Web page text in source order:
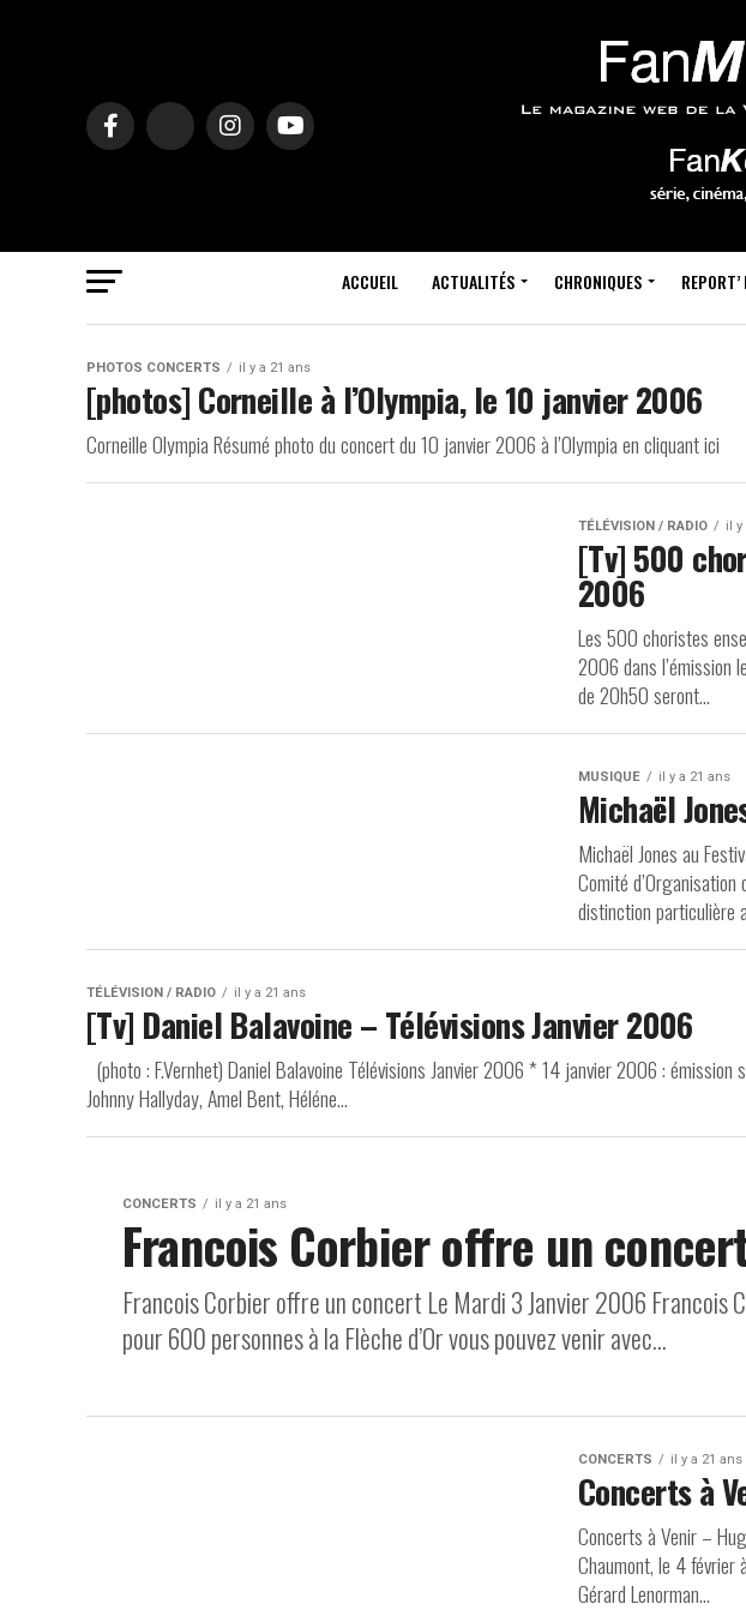
ACCUEIL ACTUALITÉS CHRONIQUES REPORT’
PHOTOS CONCERTS il y a 21 ans
[photos] Corneille à l’Olympia, le 10 janvier 2006
Corneille Olympia Résumé photo du concert du 10 janvier 2006 à l’Olympia en cliquant ici
TÉLÉVISION / RADIO il y
[Tv] 500
2006
Les 500 choristes
2006 dans l’émission
de 20h50 seront...
MUSIQUE il y a 21 ans
Michaël
Michaël Jones au
Comité
distinction particulière
TÉLÉVISION / RADIO il y a 21 ans
[Tv] Daniel Balavoine – Télévisions Janvier 2006
(photo : F.Vernhet) Daniel Balavoine Télévisions Janvier 2006 * 14 janvier 2006 :
Johnny Hallyday, Amel Bent, Héléne...
CONCERTS il y a 21 ans
Francois Corbier offre un
Francois Corbier offre un concert Le Mardi 3 Janvier 2006
pour 600 personnes à la Flèche d’Or vous pouvez venir avec...
CONCERTS il y a 21 ans
Concerts à
Concerts à Venir –
Chaumont, le 4 février
Gérard Lenorman...